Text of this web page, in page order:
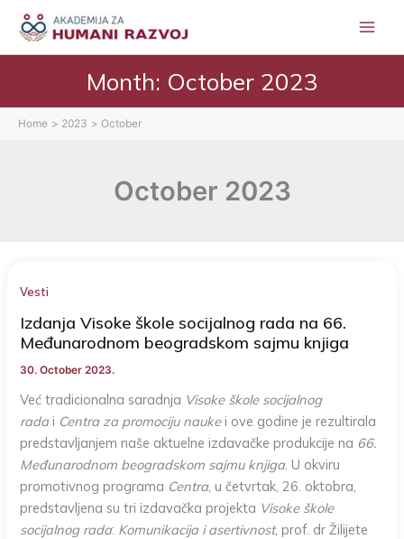
content
Month: October 2023
Home 2023 October
October 2023
Vesti
Izdanja Visoke škole socijalnog rada na 66.
Međunarodnom beogradskom sajmu knjiga
30. October 2023.
Već tradicionalna saradnja Visoke škole socijalnog
radai Centra za promociju naukei ove godine je rezultirala
predstavljanjem naše aktuelne izdavačke produkcije na 66.
Međunarodnom beogradskom sajmu knjiga. U okviru
promotivnog programa Centra, u četvrtak, 26. oktobra,
predstavljena su tri izdavačka projekta Visoke škole
socijalnog rada: Komunikacija i asertivnost, prof. dr Žilijete